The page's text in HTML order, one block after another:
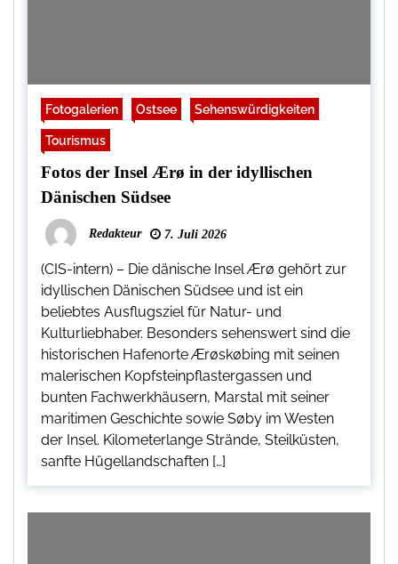
Fotogalerien Ostsee Sehenswürdigkeiten
Tourismus
Fotos der Insel Ærø in der idyllischen
Dänischen Südsee
Redakteur 7. Juli 2026
(CIS-intern) – Die dänische Insel Ærø gehört zur
idyllischen Dänischen Südsee und ist ein
beliebtes Ausflugsziel für Natur- und
Kulturliebhaber. Besonders sehenswert sind die
historischen Hafenorte Ærøskøbing mit seinen
malerischen Kopfsteinpflastergassen und
bunten Fachwerkhäusern, Marstal mit seiner
maritimen Geschichte sowie Søby im Westen
der Insel. Kilometerlange Strände, Steilküsten,
sanfte Hügellandschaften […]